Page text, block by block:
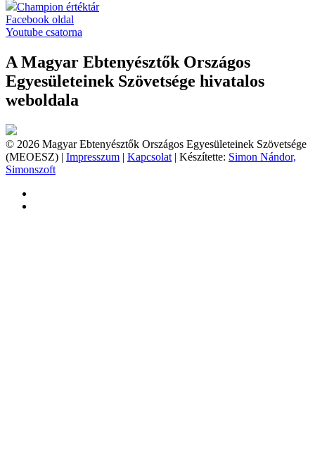
Champion értéktár
Facebook oldal
Youtube csatorna
A Magyar Ebtenyésztők Országos
Egyesületeinek Szövetsége hivatalos
weboldala
© 2026 Magyar Ebtenyésztők Országos Egyesületeinek Szövetsége
(MEOESZ) | Impresszum | Kapcsolat | Készítette: Simon Nándor,
Simonszoft